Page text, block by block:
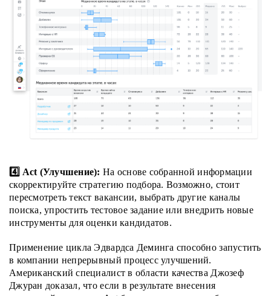
4️⃣ Act (Улучшение): На основе собранной информации
скорректируйте стратегию подбора. Возможно, стоит
пересмотреть текст вакансии, выбрать другие каналы
поиска, упростить тестовое задание или внедрить новые
инструменты для оценки кандидатов.
Применение цикла Эдвардса Деминга способно запустить
в компании непрерывный процесс улучшений.
Американский специалист в области качества Джозеф
Джуран доказал, что если в результате внесения